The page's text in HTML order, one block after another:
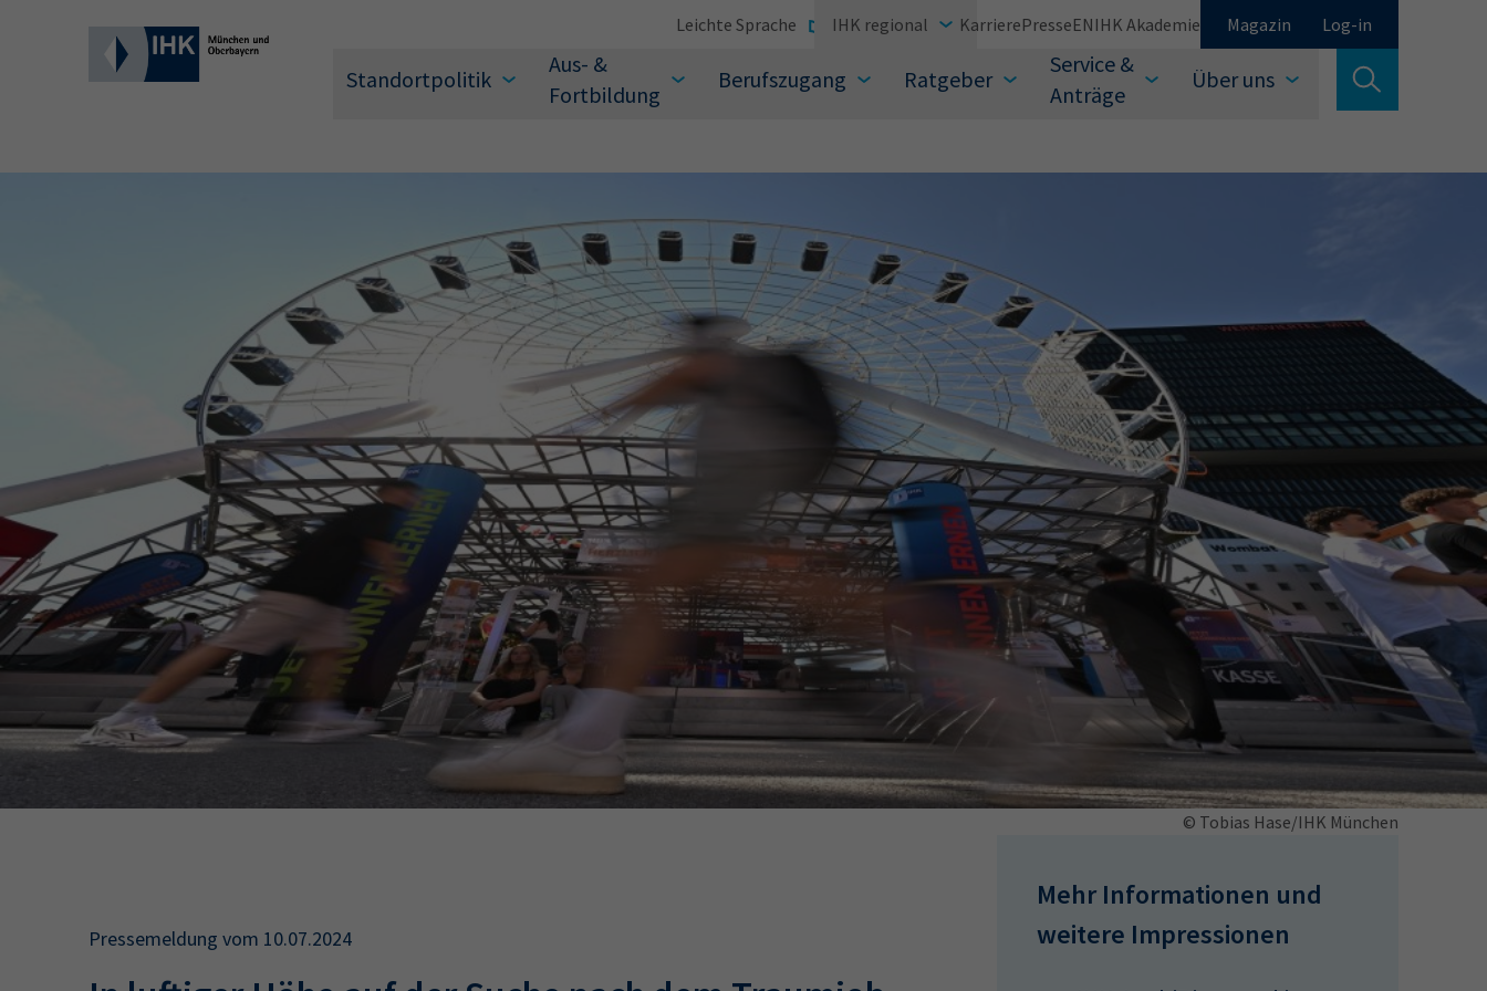
Standortpolitik
Aus- &
Fortbildung
Berufszugang Ratgeber
Service &
Anträge
Über uns
Leichte Sprache IHK regional KarrierePresseEN IHK Akademie Magazin Log-in
Schließen
Suche verlassen
Wonach suchen Sie?
Suchen
Hier können Sie auch aus den meistgesuchten Begriffen vorauswählen
34c Ausbildungsvertrag Fachwirt AdA 34d
Prüfungstermine
Wirtschaftsfachwirt
34f Negativerklärung Sachkundeprüfung
Berichtsheft
AEVO
34i Betriebswirt Prüfbericht
© Tobias Hase/IHK München
Pressemeldung vom 10.07.2024
Mehr Informationen und
weitere Impressionen